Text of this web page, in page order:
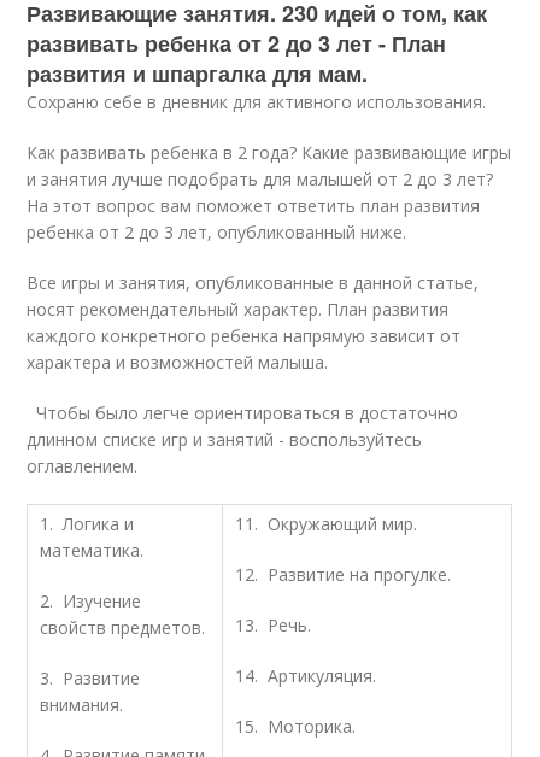
Развивающие занятия. 230 идей о том, как
развивать ребенка от 2 до 3 лет - План
развития и шпаргалка для мам.
Сохраню себе в дневник для активного использования.
Как развивать ребенка в 2 года? Какие развивающие игры
и занятия лучше подобрать для малышей от 2 до 3 лет?
На этот вопрос вам поможет ответить план развития
ребенка от 2 до 3 лет, опубликованный ниже.
Все игры и занятия, опубликованные в данной статье,
носят рекомендательный характер. План развития
каждого конкретного ребенка напрямую зависит от
характера и возможностей малыша.
Чтобы было легче ориентироваться в достаточно
длинном списке игр и занятий - воспользуйтесь
оглавлением.
1. Логика и
математика.
2. Изучение
свойств предметов.
3. Развитие
внимания.
11. Окружающий мир.
12. Развитие на прогулке.
13. Речь.
14. Артикуляция.
15. Моторика.